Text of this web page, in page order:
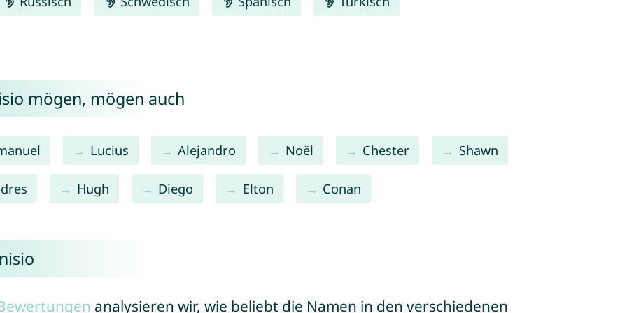
mögen, mögen auch
Lucius Alejandro Noël Chester Shawn
Hugh Diego Elton Conan
analysieren wir, wie beliebt die Namen in den verschiedenen